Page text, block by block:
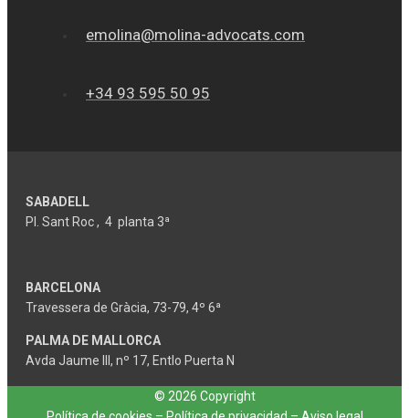
emolina@molina-advocats.com
+34 93 595 50 95
SABADELL
Pl. Sant Roc , 4 planta 3ª
BARCELONA
Travessera de Gràcia, 73-79, 4º 6ª
PALMA DE MALLORCA
Avda Jaume III, nº 17, Entlo Puerta N
© 2026 Copyright